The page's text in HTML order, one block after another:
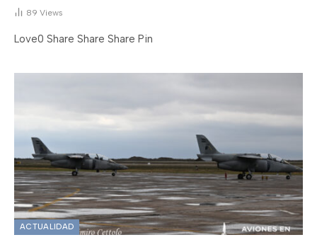
89 Views
Love0 Share Share Share Pin
ACTUALIDAD